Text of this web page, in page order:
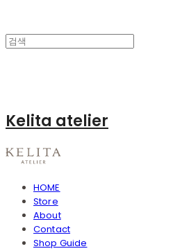
Kelita atelier
HOME
Store
About
Contact
Shop Guide